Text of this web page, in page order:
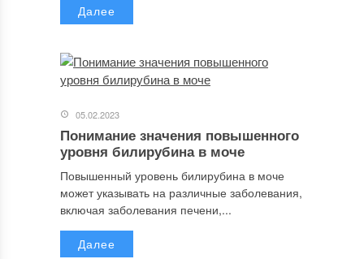
Далее
05.02.2023
Понимание значения повышенного
уровня билирубина в моче
Повышенный уровень билирубина в моче
может указывать на различные заболевания,
включая заболевания печени,...
Далее